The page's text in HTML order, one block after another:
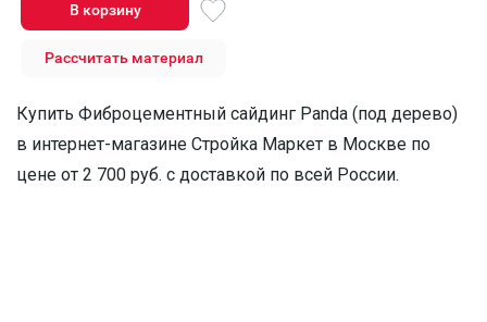
В корзину
Рассчитать материал
Купить Фиброцементный сайдинг Panda (под дерево)
в интернет-магазине Стройка Маркет в Москве по
цене от 2 700 руб. с доставкой по всей России.